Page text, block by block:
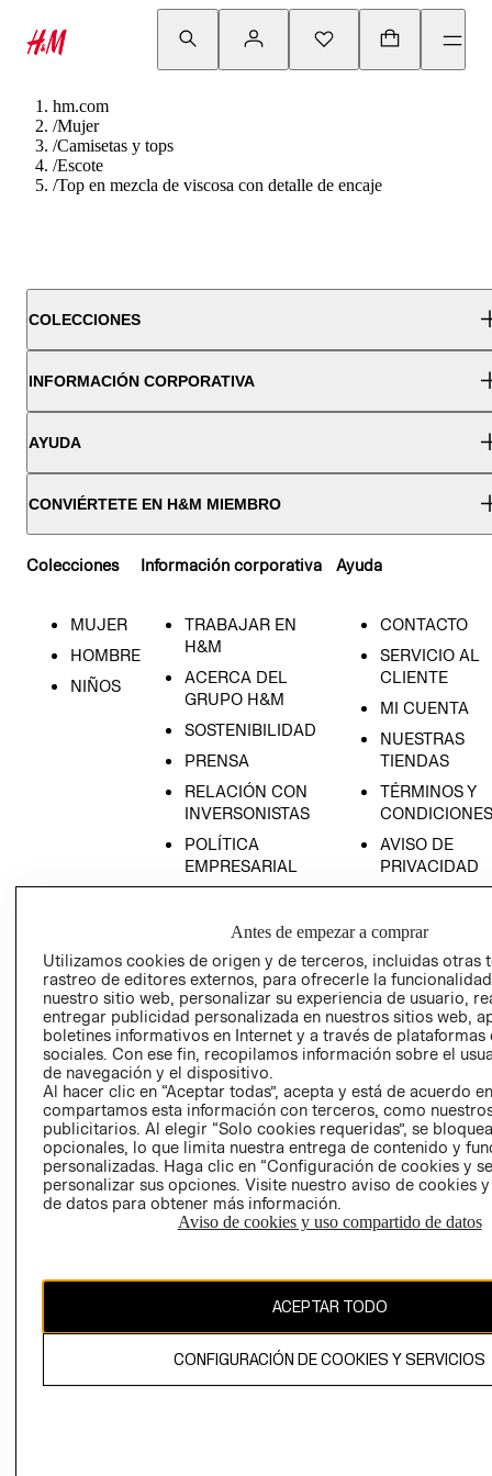
hm.com
/Mujer
/Camisetas y tops
/Escote
/Top en mezcla de viscosa con detalle de encaje
COLECCIONES
INFORMACIÓN CORPORATIVA
AYUDA
CONVIÉRTETE EN H&M MIEMBRO
Colecciones
MUJER
HOMBRE
NIÑOS
Información corporativa
TRABAJAR EN
H&M
ACERCA DEL
GRUPO H&M
SOSTENIBILIDAD
PRENSA
RELACIÓN CON
INVERSONISTAS
POLÍTICA
EMPRESARIAL
Ayuda
CONTACTO
SERVICIO AL
CLIENTE
MI CUENTA
NUESTRAS
TIENDAS
TÉRMINOS Y
CONDICIONES
AVISO DE
PRIVACIDAD
AVISO DE
LIBRO DE
Ecuador ($)
CAMBIAR REGIÓN
propiedad de H&M Hennes & Mauritz AB.
Antes de empezar a comprar
Utilizamos cookies de origen y de terceros, incluidas otras
rastreo de editores externos, para ofrecerle la
nuestro sitio web, personalizar su experiencia de usuario,
entregar publicidad personalizada en nuestros sitios web,
boletines informativos en Internet y a través de plataformas
sociales. Con ese fin, recopilamos información sobre el
de navegación y el dispositivo.
Al hacer clic en “Aceptar todas”, acepta y está de acuerdo
compartamos esta información con terceros, como
publicitarios. Al elegir “Solo cookies requeridas”, se
opcionales, lo que limita nuestra entrega de contenido y
personalizadas. Haga clic en “Configuración de cookies y
personalizar sus opciones. Visite nuestro aviso de cookies
de datos para obtener más información.
Aviso de cookies y uso compartido de datos
ACEPTAR TODO
CONFIGURACIÓN DE COOKIES Y SERVICIOS